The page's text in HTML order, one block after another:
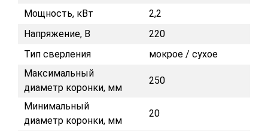
Мощность, кВт
2,2
Напряжение, В
220
Тип сверления
мокрое / сухое
Максимальный
диаметр коронки, мм
250
Минимальный
диаметр коронки, мм
20